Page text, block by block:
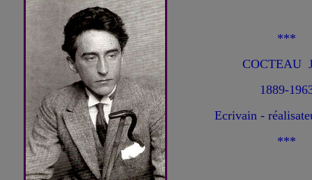
***
COCTEAU
1889-
Ecrivain -
***